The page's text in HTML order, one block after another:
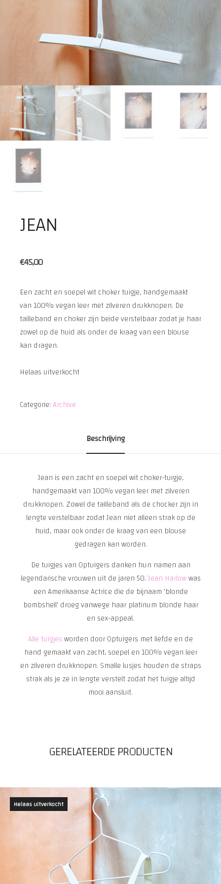
JEAN
€45,00
Een zacht en soepel wit choker tuigje, handgemaakt
van 100% vegan leer met zilveren drukknopen. De
tailleband en choker zijn beide verstelbaar zodat je haar
zowel op de huid als onder de kraag van een blouse
kan dragen.
Helaas uitverkocht
Categorie:Archive
Beschrijving
Jean is een zacht en soepel wit choker-tuigje,
handgemaakt van 100% vegan leer met zilveren
drukknopen. Zowel de tailleband als de chocker zijn in
lengte verstelbaar zodat Jean niet alleen strak op de
huid, maar ook onder de kraag van een blouse
gedragen kan worden.
De tuigjes van Optuigers danken hun namen aan
legendarische vrouwen uit de jaren 50.Jean Harlowwas
een Amerikaanse Actrice die de bijnaam ‘blonde
bombshell’ droeg vanwege haar platinum blonde haar
en sex-appeal.
Alle tuigjesworden door Optuigers met liefde en de
hand gemaakt van zacht, soepel en 100% vegan leer
en zilveren drukknopen. Smalle lusjes houden de straps
strak als je ze in lengte verstelt zodat het tuigje altijd
mooi aansluit.
GERELATEERDE PRODUCTEN
Helaas uitverkocht
NIET OP VOORRAAD